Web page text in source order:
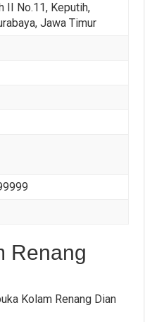
II No.11, Keputih,
Jawa Timur
Renang
Kolam Renang Dian